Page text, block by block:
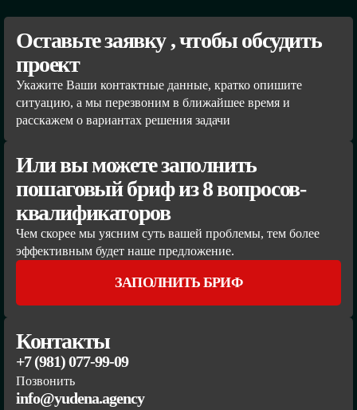
Оставьте заявку , чтобы обсудить
проект
Укажите Ваши контактные данные, кратко опишите
ситуацию, а мы перезвоним в ближайшее время и
расскажем о вариантах решения задачи
Или вы можете заполнить
пошаговый бриф из 8 вопросов-
квалификаторов
Чем скорее мы уясним суть вашей проблемы, тем более
эффективным будет наше предложение.
ЗАПОЛНИТЬ БРИФ
Контакты
+7 (981) 077-99-09
Позвонить
info@yudena.agency